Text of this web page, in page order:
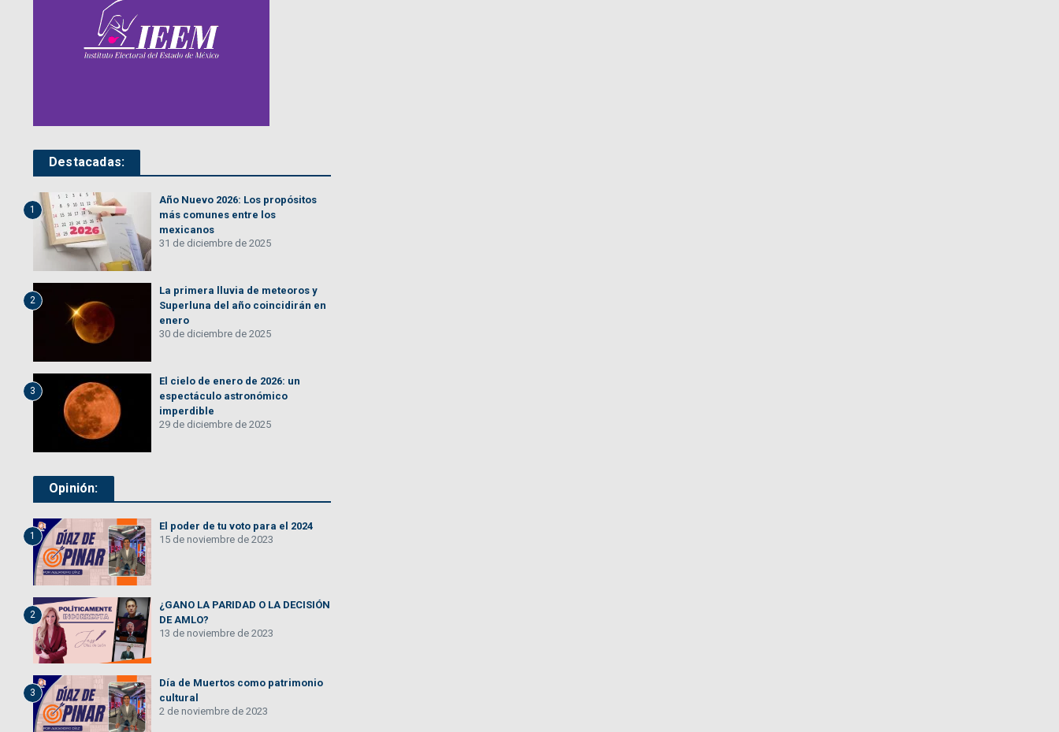
Destacadas:
1
Año Nuevo 2026: Los propósitos
más comunes entre los
mexicanos
31 de diciembre de 2025
2
La primera lluvia de meteoros y
Superluna del año coincidirán en
enero
30 de diciembre de 2025
3
El cielo de enero de 2026: un
espectáculo astronómico
imperdible
29 de diciembre de 2025
Opinión:
1
El poder de tu voto para el 2024
15 de noviembre de 2023
2
¿GANO LA PARIDAD O LA DECISIÓN
DE AMLO?
13 de noviembre de 2023
3
Día de Muertos como patrimonio
cultural
2 de noviembre de 2023